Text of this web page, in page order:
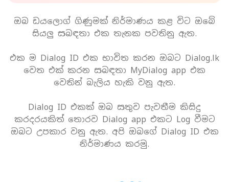
ඔබ ඩයලොග් ගිණුමක් නිර්මාණය කළ විට ඔබේ
සියලු සබඳතා එක තැනක පවතිනු ඇත.
එක ම Dialog ID එක භාවිත කරන ඔබට Dialog.lk
වෙත එක් කරන සබඳතා MyDialog app එක
වෙතින් බැලිය හැකි වනු ඇත.
Dialog ID එකක් ඔබ සතුව පැවතීම කිසිදු
කරදරයකිත් තොරව Dialog app එකට Log වීමට
ඔබට උපකාර වනු ඇත. අපි ඔබගේ Dialog ID එක
නිර්මාණය කරමු.